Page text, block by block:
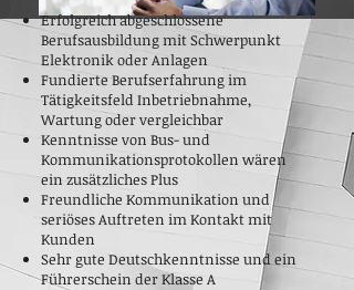
Erfolgreich abgeschlossene
Berufsausbildung mit Schwerpunkt
Elektronik oder Anlagen
Fundierte Berufserfahrung im
Tätigkeitsfeld Inbetriebnahme,
Wartung oder vergleichbar
Kenntnisse von Bus- und
Kommunikationsprotokollen wären
ein zusätzliches Plus
Freundliche Kommunikation und
seriöses Auftreten im Kontakt mit
Kunden
Sehr gute Deutschkenntnisse und ein
Führerschein der Klasse A